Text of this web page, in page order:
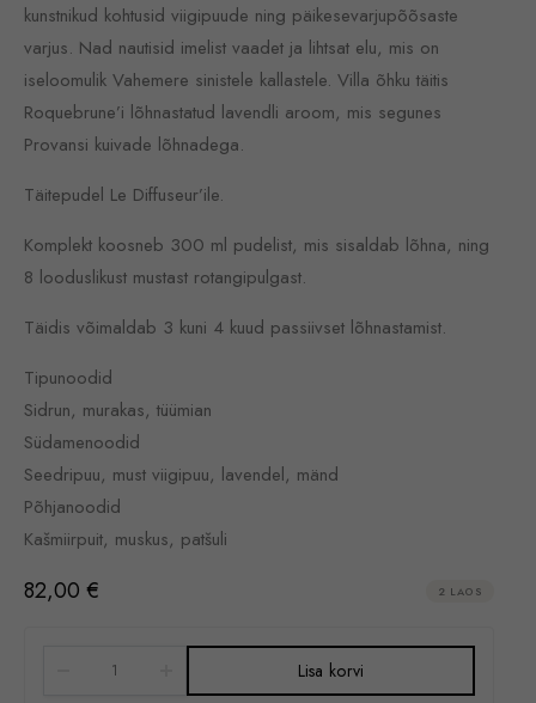
kunstnikud kohtusid viigipuude ning päikesevarjupõõsaste
varjus. Nad nautisid imelist vaadet ja lihtsat elu, mis on
iseloomulik Vahemere sinistele kallastele. Villa õhku täitis
Roquebrune’i lõhnastatud lavendli aroom, mis segunes
Provansi kuivade lõhnadega.
Täitepudel Le Diffuseur’ile.
Komplekt koosneb 300 ml pudelist, mis sisaldab lõhna, ning
8 looduslikust mustast rotangipulgast.
Täidis võimaldab 3 kuni 4 kuud passiivset lõhnastamist.
Tipunoodid
Sidrun, murakas, tüümian
Südamenoodid
Seedripuu, must viigipuu, lavendel, mänd
Põhjanoodid
Kašmiirpuit, muskus, patšuli
82,00 € 2 LAOS
Lisa korvi